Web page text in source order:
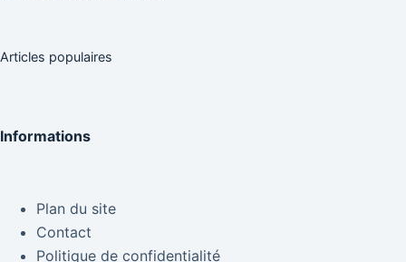
Articles populaires
Informations
Plan du site
Contact
Politique de confidentialité